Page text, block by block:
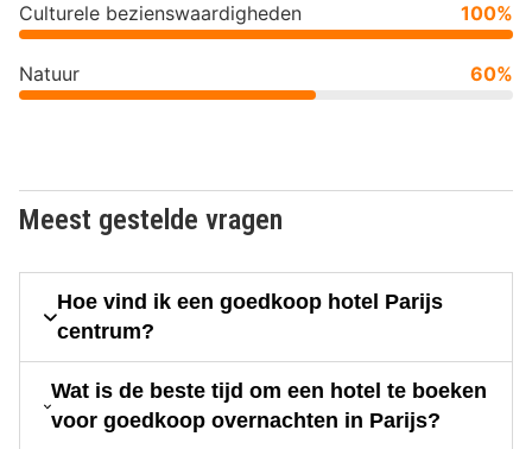
Culturele bezienswaardigheden 100%
Natuur 60%
Meest gestelde vragen
Hoe vind ik een goedkoop hotel Parijs
centrum?
Wat is de beste tijd om een hotel te boeken
voor goedkoop overnachten in Parijs?